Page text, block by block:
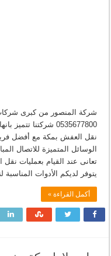
شركة المنصور من كبرى
0535677800
نقل العفش بمكة مع أفضل
تعانى عند القيام بعمليات
يتوفر لديكم الأدوات المناسبة
أكمل القراءة »